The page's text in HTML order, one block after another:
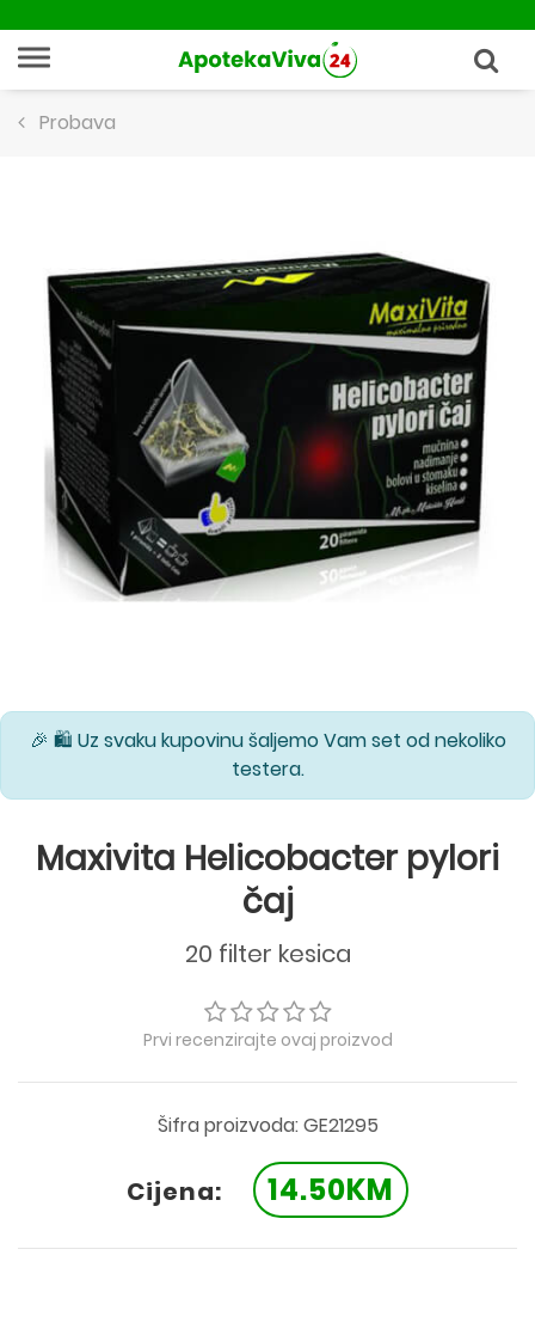
Probava
🎉 🛍️ Uz svaku kupovinu šaljemo Vam set od nekoliko
testera.
Maxivita Helicobacter pylori
čaj
20 filter kesica
Prvi recenzirajte ovaj proizvod
Šifra proizvoda: GE21295
Cijena: 14.50KM